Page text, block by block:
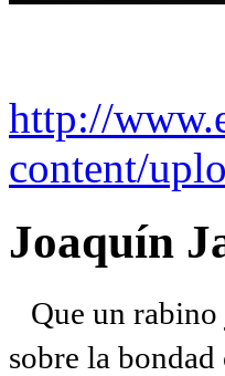
http://
content/
Joaquín
Que un
sobre la